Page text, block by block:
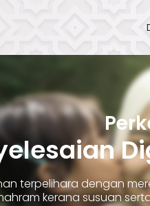
terpelihara dengan
kerana susuan